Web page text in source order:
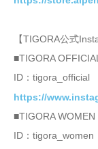
【TIGORA公式
■TIGORA OFFICIAL
ID：tigora_official
https://
■TIGORA WOMEN
ID：